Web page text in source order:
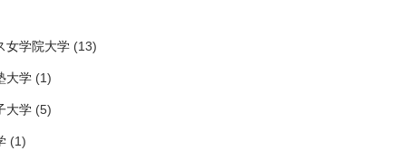
女学院大学(13)
大学(1)
大学(5)
(1)